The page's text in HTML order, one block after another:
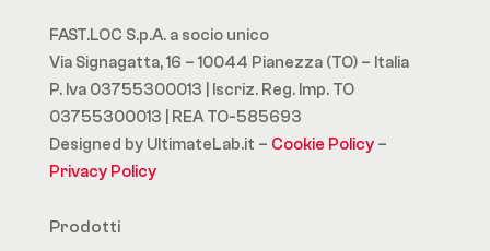
FAST.LOC S.p.A. a socio unico
Via Signagatta, 16 – 10044 Pianezza (TO) – Italia
P. Iva 03755300013 | Iscriz. Reg. Imp. TO
03755300013 | REA TO-585693
Designed by UltimateLab.it – Cookie Policy–
Privacy Policy
Prodotti